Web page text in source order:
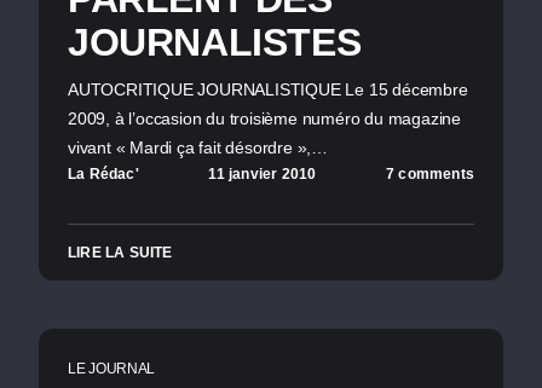
JOURNALISTES
AUTOCRITIQUE JOURNALISTIQUE Le 15 décembre
2009, à l’occasion du troisième numéro du magazine
vivant « Mardi ça fait désordre »,…
La Rédac' 11 janvier 2010 7 comments
LIRE LA SUITE
LE JOURNAL